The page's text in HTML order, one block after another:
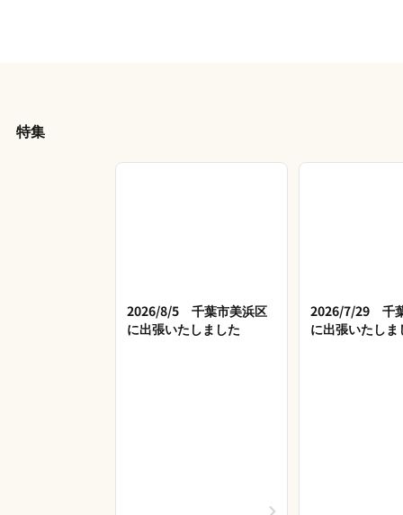
特集
2026/8/5 千葉市美浜区
に出張いたしました
2026/7/29 千
に出張いたしま